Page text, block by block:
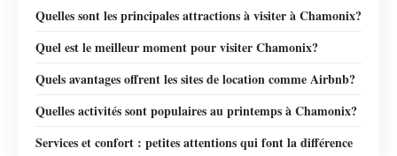
Quelles sont les principales attractions à visiter à Chamonix?
Quel est le meilleur moment pour visiter Chamonix?
Quels avantages offrent les sites de location comme Airbnb?
Quelles activités sont populaires au printemps à Chamonix?
Services et confort : petites attentions qui font la différence